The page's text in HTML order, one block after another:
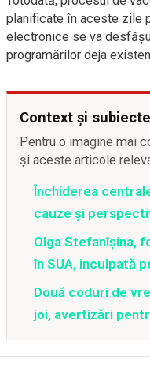
planificate în aceste zile
electronice se va
programărilor deja
Context și
Pentru o imagine mai
și aceste articole
Închiderea
cauze și
Olga Stefanîşina,
în SUA, inculpată
Două coduri de
joi, avertizări